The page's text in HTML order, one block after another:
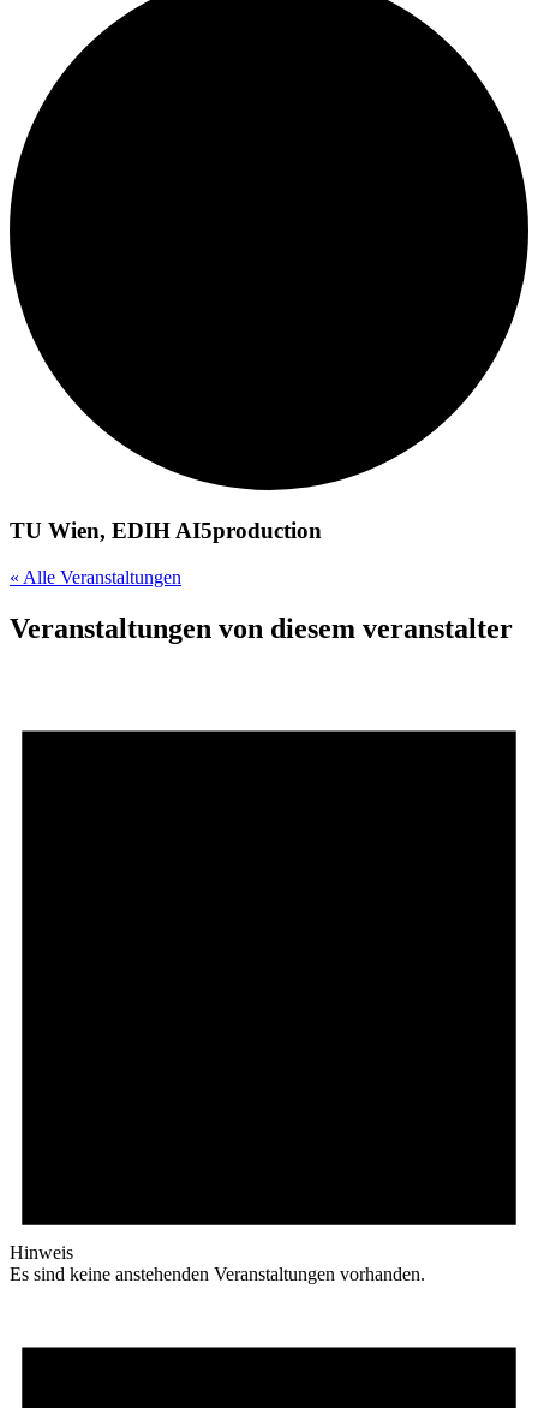
TU Wien, EDIH AI5production
« Alle Veranstaltungen
Veranstaltungen von diesem veranstalter
Hinweis
Es sind keine anstehenden Veranstaltungen vorhanden.